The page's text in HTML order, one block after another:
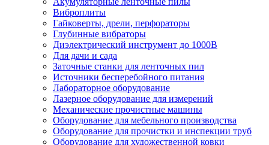
Виброплиты
Гайковерты, дрели, перфораторы
Глубинные вибраторы
Диэлектрический инструмент до 1000В
Для дачи и сада
Заточные станки для ленточных пил
Источники бесперебойного питания
Лабораторное оборудование
Лазерное оборудование для измерений
Механические прочистные машины
Оборудование для мебельного производства
Оборудование для прочистки и инспекции труб
Оборудование для художественной ковки